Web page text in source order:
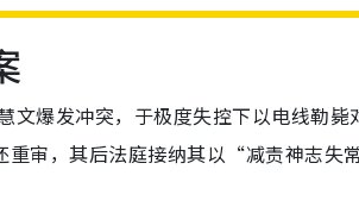
爆发冲突，于极度失控下以电线勒毙
重审，其后法庭接纳其以“减责神志失